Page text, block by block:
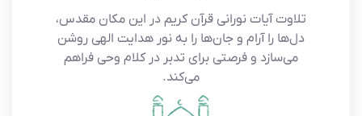
تلاوت آیات نورانی قرآن کریم در این مکان مقدس،
دل‌ها را آرام و جان‌ها را به نور هدایت الهی روشن
می‌سازد و فرصتی برای تدبر در کلام وحی فراهم
می‌کند.